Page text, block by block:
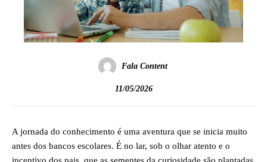
Fala Content
11/05/2026
A jornada do conhecimento é uma aventura que se inicia muito
antes dos bancos escolares. É no lar, sob o olhar atento e o